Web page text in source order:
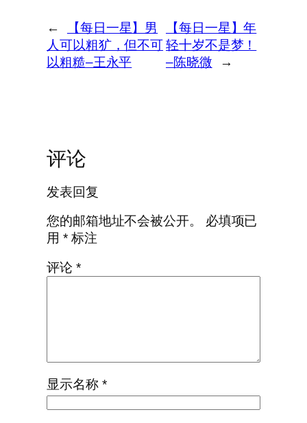
←
【每日一星】男
人可以粗犷，但不可
以粗糙–王永平
【每日一星】年
轻十岁不是梦！
–陈晓微
→
评论
发表回复
您的邮箱地址不会被公开。
必填项已
用 *标注
评论 *
显示名称 *